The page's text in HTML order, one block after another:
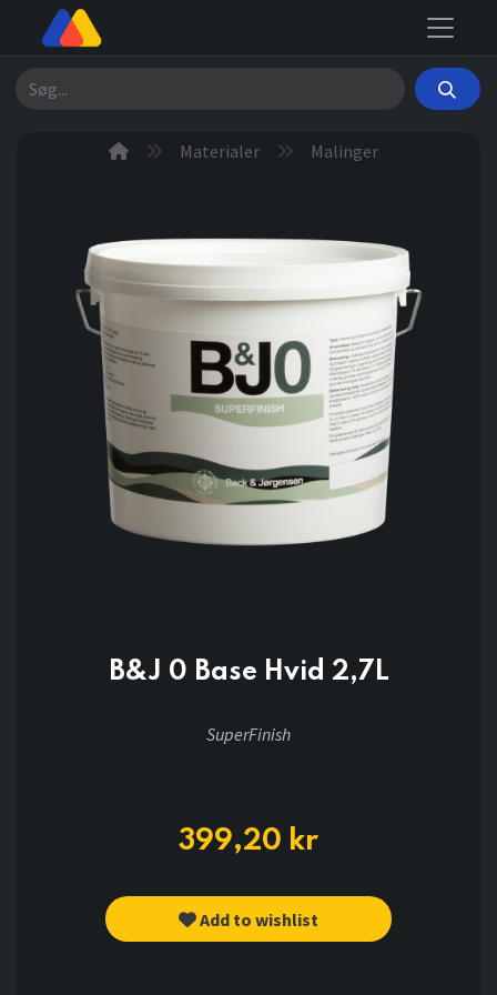
Søg
Materialer Malinger
B&J 0 Base Hvid 2,7L
SuperFinish
399,20 kr
Add to wishlist